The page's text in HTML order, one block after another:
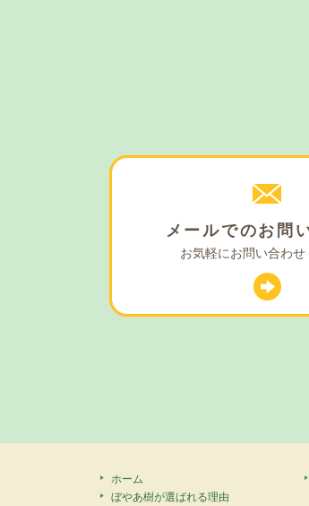
メールでのお問
お気軽にお問い合わせ
ホーム
ぼやあ樹が選ばれる理由